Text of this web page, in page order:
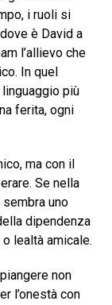
i ruoli si
è David a
l’allievo che
In quel
più
ferita, ogni
ma con il
Se nella
uno
dipendenza
lealtà amicale.
non
l’onestà con